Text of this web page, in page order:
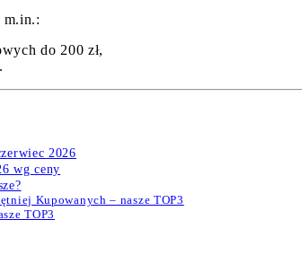
m.in.:
do 200 zł,
2026
wg ceny
Kupowanych – nasze TOP3
TOP3